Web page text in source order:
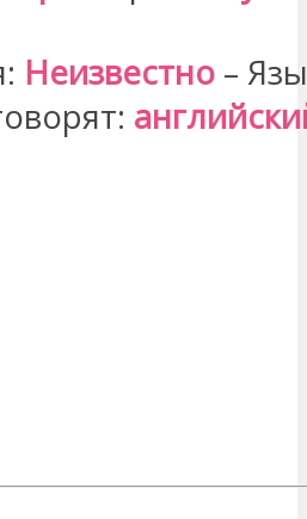
Неизвестно –